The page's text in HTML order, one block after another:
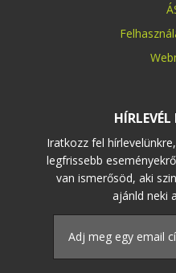
HÍRLEVÉL
Iratkozz fel
legfrissebb
van ismerősöd, aki
ajánld neki